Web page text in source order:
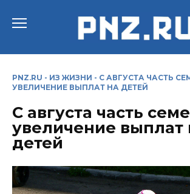
PNZ.RU - ИЗ ЖИЗНИ - С АВГУСТА ЧАСТЬ
УВЕЛИЧЕНИЕ ВЫПЛАТ НА ДЕТЕЙ
С августа часть
увеличение выплат
детей